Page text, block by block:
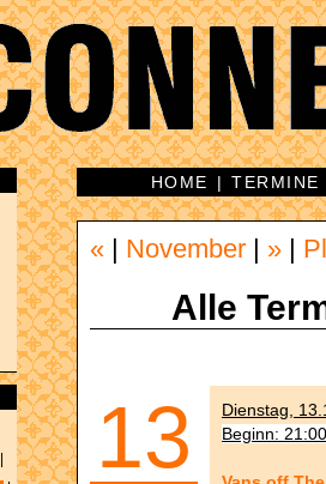
HOME |TERMINE
« November »
Alle
13
Dienstag,
Beginn: